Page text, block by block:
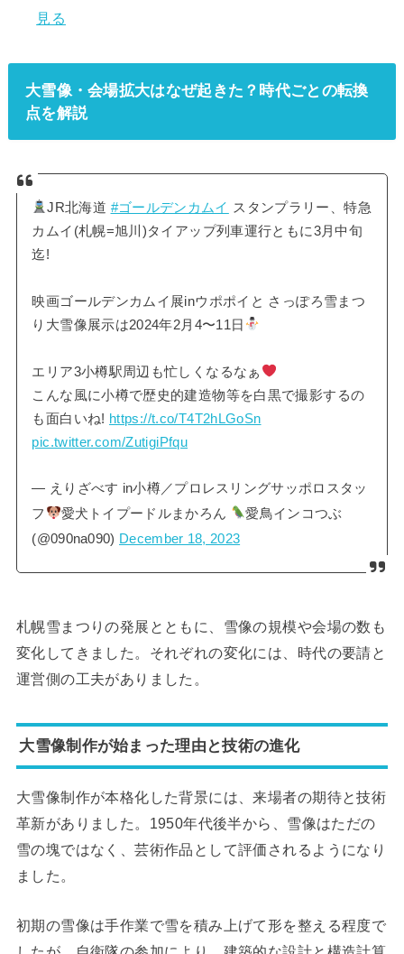
見る
大雪像・会場拡大はなぜ起きた？時代ごとの転換
点を解説
JR北海道 #ゴールデンカムイ スタンプラリー、特急
カムイ(札幌=旭川)タイアップ列車運行ともに3月中旬
迄!
映画ゴールデンカムイ展inウポポイと さっぽろ雪まつ
り大雪像展示は2024年2月4〜11日
エリア3小樽駅周辺も忙しくなるなぁ
こんな風に小樽で歴史的建造物等を白黒で撮影するの
も面白いね! https://t.co/T4T2hLGoSn
pic.twitter.com/ZutigiPfqu
— えりざべす in小樽／プロレスリングサッポロスタッ
フ
愛犬トイプードルまかろん
愛鳥インコつぶ
(@090na090) December 18, 2023
札幌雪まつりの発展とともに、雪像の規模や会場の数も
変化してきました。それぞれの変化には、時代の要請と
運営側の工夫がありました。
大雪像制作が始まった理由と技術の進化
大雪像制作が本格化した背景には、来場者の期待と技術
革新がありました。1950年代後半から、雪像はただの
雪の塊ではなく、芸術作品として評価されるようになり
ました。
初期の雪像は手作業で雪を積み上げて形を整える程度で